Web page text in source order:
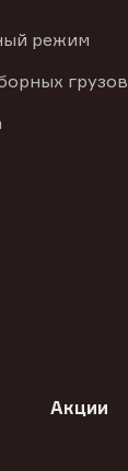
режим
грузов
Акции